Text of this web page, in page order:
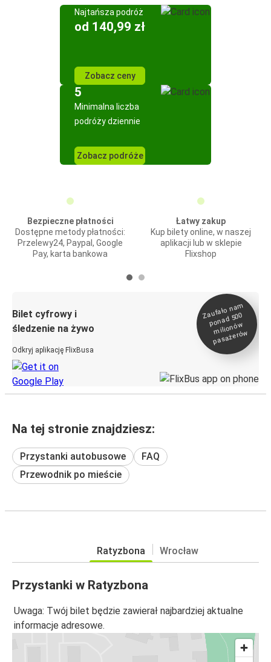
Najtańsza podróż
od 140,99 zł
Zobacz ceny
5
Minimalna liczba
podróży dziennie
Zobacz podróże
Bezpieczne płatności
Dostępne metody płatności:
Przelewy24, Paypal, Google
Pay, karta bankowa
Łatwy zakup
Kup bilety online, w naszej
aplikacji lub w sklepie
Flixshop
Bilet cyfrowy i
śledzenie na żywo
Odkryj aplikację FlixBusa
Zaufało na
m
ponad 500
milionó
w
pasażeró
w
Na tej stronie znajdziesz:
Przystanki autobusowe
FAQ
Przewodnik po mieście
Ratyzbona Wrocław
Przystanki w Ratyzbona
Uwaga: Twój bilet będzie zawierał najbardziej aktualne
informacje adresowe.